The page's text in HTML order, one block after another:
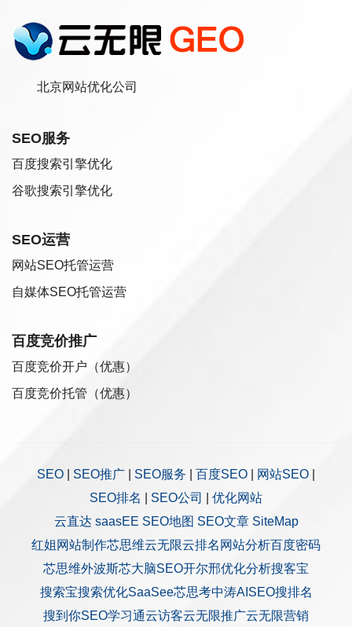
北京网站优化公司
SEO服务
百度搜索引擎优化
谷歌搜索引擎优化
SEO运营
网站SEO托管运营
自媒体SEO托管运营
百度竞价推广
百度竞价开户（优惠）
百度竞价托管（优惠）
SEO SEO推广 SEO服务 百度SEO 网站SEO
SEO排名
SEO公司
优化网站
云直达 saasEE SEO地图 SEO文章 SiteMap
红姐网站制作芯思维云无限云排名 网站分析百度密码
芯思维外波斯芯大脑SEO开尔邢优化分析搜客宝
搜索宝搜索优化SaaSee芯思考中涛AISEO搜排名
搜到你SEO学习通云访客云无限推广云无限营销